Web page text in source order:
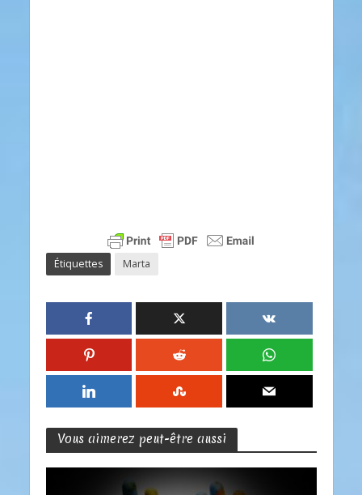
Étiquettes Marta
Vous aimerez peut-être aussi